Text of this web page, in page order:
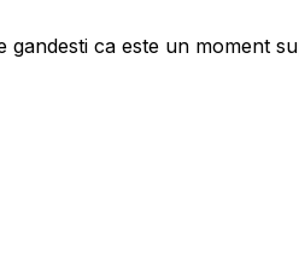
ca este un moment